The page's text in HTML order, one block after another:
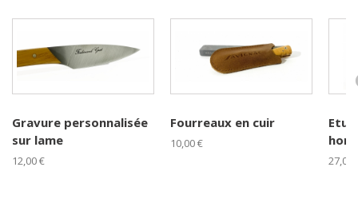
Gravure personnalisée
sur lame
12,00 €
Fourreaux en cuir
10,00 €
27,00